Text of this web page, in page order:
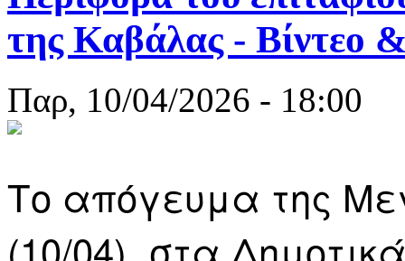
της Καβάλας - Βίντεο
Παρ, 10/04/2026 - 18:00
Το απόγευμα της
(10/04), στα